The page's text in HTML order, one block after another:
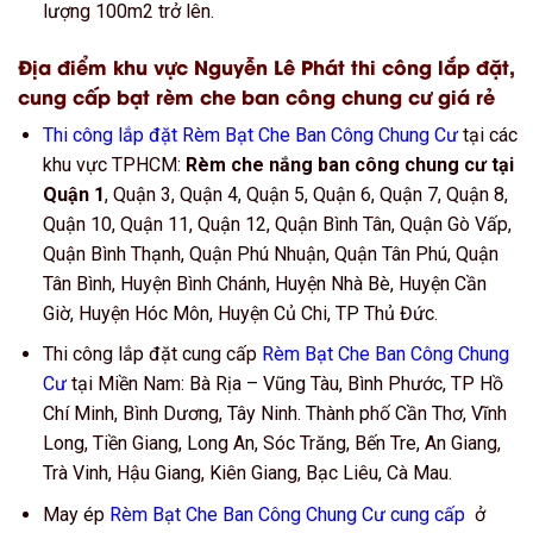
lượng 100m2 trở lên.
Địa điểm khu vực Nguyễn Lê Phát thi công lắp đặt,
cung cấp bạt rèm che ban công chung cư giá rẻ
Thi công lắp đặt Rèm Bạt Che Ban Công Chung Cưtại các
khu vực TPHCM: Rèm che nắng ban công chung cư tại
Quận 1, Quận 3, Quận 4, Quận 5, Quận 6, Quận 7, Quận 8,
Quận 10, Quận 11, Quận 12, Quận Bình Tân, Quận Gò Vấp,
Quận Bình Thạnh, Quận Phú Nhuận, Quận Tân Phú, Quận
Tân Bình, Huyện Bình Chánh, Huyện Nhà Bè, Huyện Cần
Giờ, Huyện Hóc Môn, Huyện Củ Chi, TP Thủ Đức.
Thi công lắp đặt cung cấp Rèm Bạt Che Ban Công Chung
Cưtại Miền Nam: Bà Rịa – Vũng Tàu, Bình Phước, TP Hồ
Chí Minh, Bình Dương, Tây Ninh. Thành phố Cần Thơ, Vĩnh
Long, Tiền Giang, Long An, Sóc Trăng, Bến Tre, An Giang,
Trà Vinh, Hậu Giang, Kiên Giang, Bạc Liêu, Cà Mau.
May ép Rèm Bạt Che Ban Công Chung Cư cung cấp ở